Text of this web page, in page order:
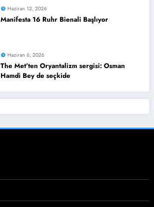
Haziran 12, 2026
Manifesta 16 Ruhr Bienali Başlıyor
Haziran 6, 2026
The Met’ten Oryantalizm sergisi: Osman
Hamdi Bey de seçkide